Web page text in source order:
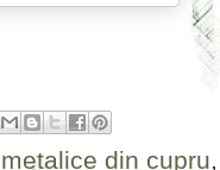
din cupru